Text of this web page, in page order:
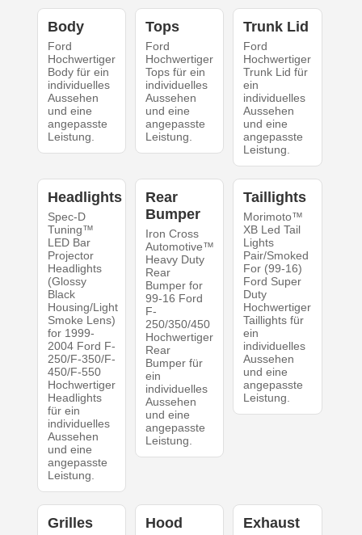
Body
Ford
Hochwertiger
Body für ein
individuelles
Aussehen
und eine
angepasste
Leistung.
Tops
Ford
Hochwertiger
Tops für ein
individuelles
Aussehen
und eine
angepasste
Leistung.
Trunk Lid
Ford
Hochwertiger
Trunk Lid für
ein
individuelles
Aussehen
und eine
angepasste
Leistung.
Headlights
Spec-D
Tuning™
LED Bar
Projector
Headlights
(Glossy
Black
Housing/Light
Smoke Lens)
for 1999-
2004 Ford F-
250/F-350/F-
450/F-550
Hochwertiger
Headlights
für ein
individuelles
Aussehen
und eine
angepasste
Leistung.
Rear
Bumper
Iron Cross
Automotive™
Heavy Duty
Rear
Bumper for
99-16 Ford
F-
250/350/450
Hochwertiger
Rear
Bumper für
ein
individuelles
Aussehen
und eine
angepasste
Leistung.
Taillights
Morimoto™
XB Led Tail
Lights
Pair/Smoked
For (99-16)
Ford Super
Duty
Hochwertiger
Taillights für
ein
individuelles
Aussehen
und eine
angepasste
Leistung.
Grilles Hood Exhaust